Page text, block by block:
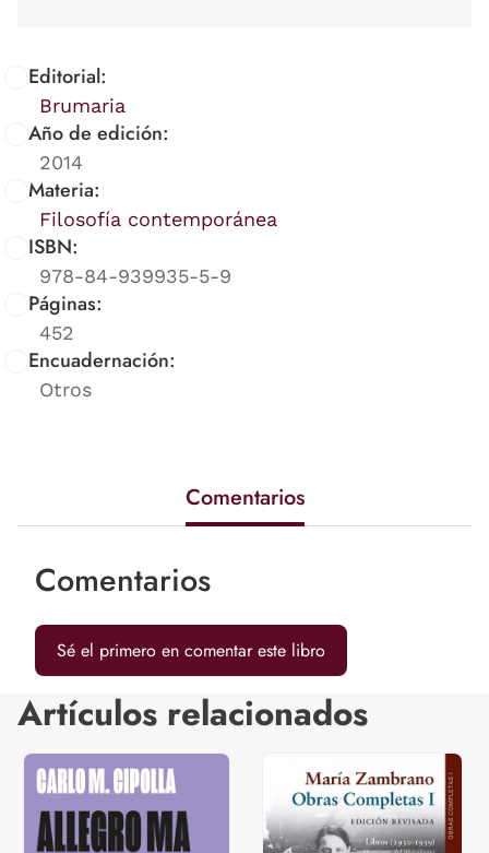
Editorial:
Brumaria
Año de edición:
2014
Materia:
Filosofía contemporánea
ISBN:
978-84-939935-5-9
Páginas:
452
Encuadernación:
Otros
Comentarios
Comentarios
Sé el primero en comentar este libro
Artículos relacionados